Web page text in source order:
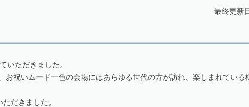
最終更新
いただきました。
祝いムード一色の会場にはあらゆる世代の方が訪れ、楽しまれている
だきました。